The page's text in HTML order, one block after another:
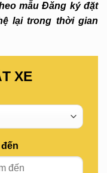
mẫu Đăng ký đặt
lại trong thời gian
XE